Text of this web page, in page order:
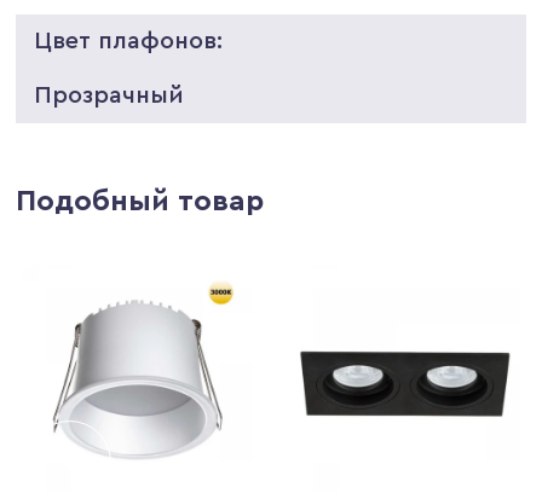
Цвет плафонов:
Прозрачный
Подобный товар